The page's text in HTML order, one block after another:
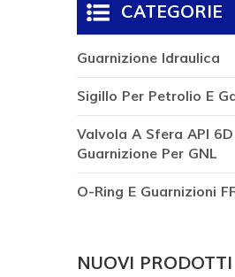
CATEGORIE
Guarnizione Idraulica
Sigillo Per Petrolio E
Valvola A Sfera API 6D
Guarnizione Per GNL
O-Ring E Guarnizioni
NUOVI PRODOTTI